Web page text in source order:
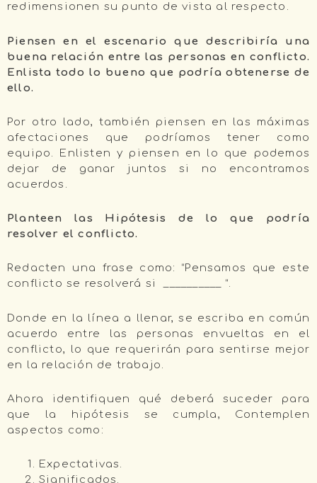
redimensionen su punto de vista al respecto.
Piensen en el escenario que describiría una
buena relación entre las personas en conflicto.
Enlista todo lo bueno que podría obtenerse de
ello.
Por otro lado, también piensen en las máximas
afectaciones que podríamos tener como
equipo. Enlisten y piensen en lo que podemos
dejar de ganar juntos si no encontramos
acuerdos.
Planteen las Hipótesis de lo que podría
resolver el conflicto.
Redacten una frase como: “Pensamos que este
conflicto se resolverá si __________ “.
Donde en la línea a llenar, se escriba en común
acuerdo entre las personas envueltas en el
conflicto, lo que requerirán para sentirse mejor
en la relación de trabajo.
Ahora identifiquen qué deberá suceder para
que la hipótesis se cumpla, Contemplen
aspectos como:
Expectativas.
Significados.